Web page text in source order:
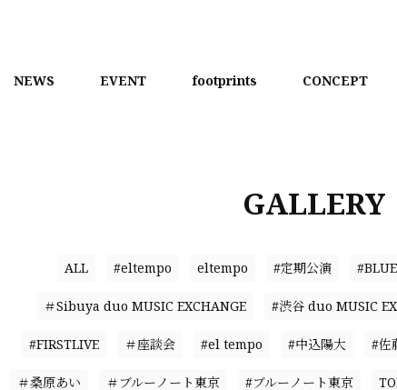
NEWS EVENT footprints CONCEPT
GALLERY
ALL #eltempo eltempo #定期公演
＃Sibuya duo MUSIC EXCHANGE #渋谷 duo MUSIC
#FIRSTLIVE ＃座談会 #el tempo #中込陽大 #佐
＃桑原あい ＃ブルーノート東京 #ブルーノート東京